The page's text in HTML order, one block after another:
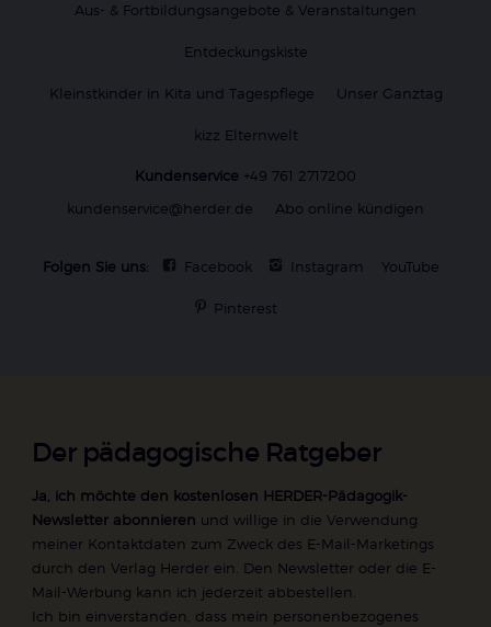
Aus- & Fortbildungsangebote & Veranstaltungen
Entdeckungskiste
Kleinstkinder in Kita und Tagespflege Unser Ganztag
kizz Elternwelt
Kundenservice +49 761 2717200
kundenservice@herder.de
Abo online kündigen
Folgen Sie uns: Facebook Instagram YouTube
Pinterest
Der pädagogische Ratgeber
Ja, ich möchte den kostenlosen HERDER-Pädagogik-
Newsletter abonnieren und willige in die Verwendung
meiner Kontaktdaten zum Zweck des E-Mail-Marketings
durch den Verlag Herder ein. Den Newsletter oder die E-
Mail-Werbung kann ich jederzeit abbestellen.
Ich bin einverstanden, dass mein personenbezogenes